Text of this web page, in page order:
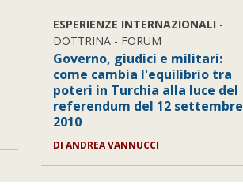
ESPERIENZE INTERNAZIONALI -
DOTTRINA - FORUM
Governo, giudici e militari:
come cambia l'equilibrio tra
poteri in Turchia alla luce del
referendum del 12 settembre
2010
DI ANDREA VANNUCCI